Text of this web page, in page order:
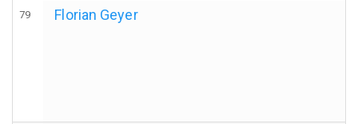
79 Florian Geyer